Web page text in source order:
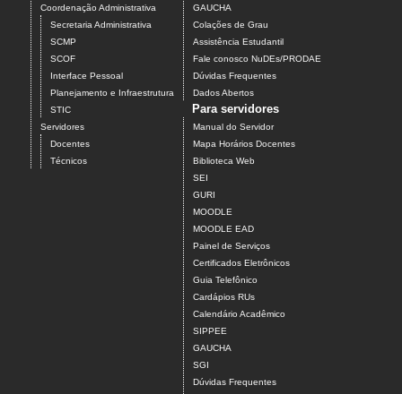
Coordenação Administrativa
Secretaria Administrativa
SCMP
SCOF
Interface Pessoal
Planejamento e Infraestrutura
STIC
Servidores
Docentes
Técnicos
GAUCHA
Colações de Grau
Assistência Estudantil
Fale conosco NuDEs/PRODAE
Dúvidas Frequentes
Dados Abertos
Para servidores
Manual do Servidor
Mapa Horários Docentes
Biblioteca Web
SEI
GURI
MOODLE
MOODLE EAD
Painel de Serviços
Certificados Eletrônicos
Guia Telefônico
Cardápios RUs
Calendário Acadêmico
SIPPEE
GAUCHA
SGI
Dúvidas Frequentes